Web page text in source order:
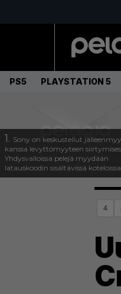
PS5 PLAYSTATION 5
1. Sony on keskustellut
kanssa levyttömyyteen
Yhdysvalloissa pelejä myydään
latauskoodin sisältävissä koteloissa
4